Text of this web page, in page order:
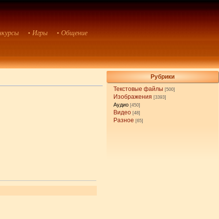
• Игры • Общение
Рубрики
Текстовые файлы [500]
Изображения [3393]
Аудио [450]
Видео [48]
Разное [65]